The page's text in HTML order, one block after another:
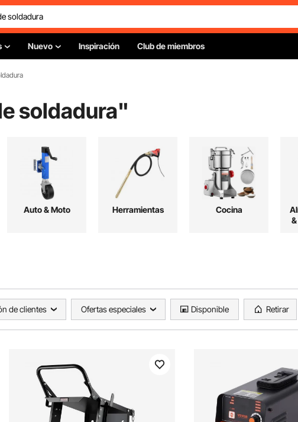
Nuevo Inspiración Club de miembros
soldadura"
Auto & Moto Herramientas Cocina
de clientes Ofertas especiales Disponible Retirar